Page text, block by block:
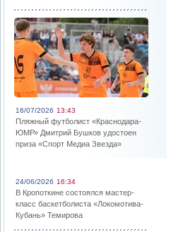
16/07/2026 13:43
Пляжный футболист «Краснодара-
ЮМР» Дмитрий Бушков удостоен
приза «Спорт Медиа Звезда»
24/06/2026 16:34
В Кропоткине состоялся мастер-
класс баскетболиста «Локомотива-
Кубань» Темирова